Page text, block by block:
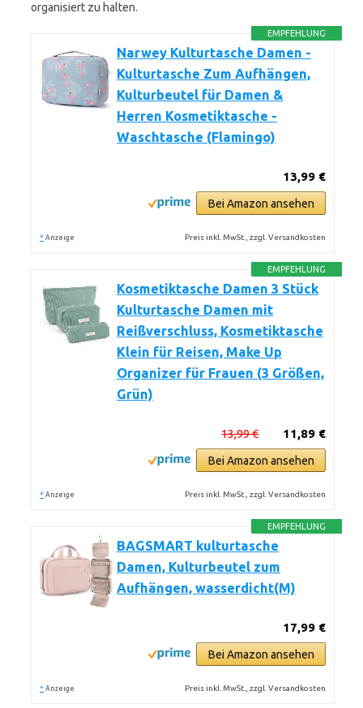
organisiert zu halten.
EMPFEHLUNG
Narwey Kulturtasche Damen -
Kulturtasche Zum Aufhängen,
Kulturbeutel für Damen &
Herren Kosmetiktasche -
Waschtasche (Flamingo)
13,99 €
Bei Amazon ansehen
* Anzeige Preis inkl. MwSt., zzgl. Versandkosten
EMPFEHLUNG
Kosmetiktasche Damen 3 Stück
Kulturtasche Damen mit
Reißverschluss, Kosmetiktasche
Klein für Reisen, Make Up
Organizer für Frauen (3 Größen,
Grün)
11,89 €
13,99 €
Bei Amazon ansehen
* Anzeige Preis inkl. MwSt., zzgl. Versandkosten
EMPFEHLUNG
BAGSMART kulturtasche
Damen, Kulturbeutel zum
Aufhängen, wasserdicht(M)
17,99 €
Bei Amazon ansehen
* Anzeige Preis inkl. MwSt., zzgl. Versandkosten